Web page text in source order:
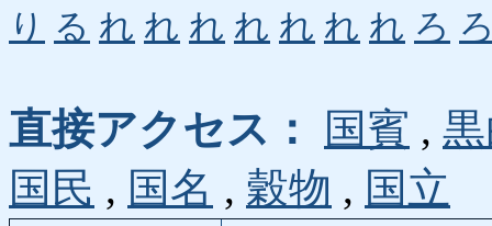
り る れ れ れ れ れ れ れ ろ
直接アクセス： 国賓 ,
国民 , 国名 , 穀物 , 国立